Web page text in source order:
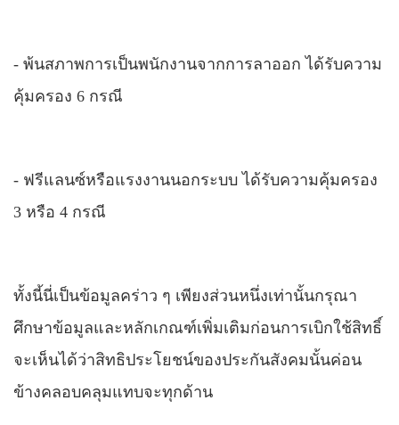
- พ้นสภาพการเป็นพนักงานจากการลาออก ได้รับความ
คุ้มครอง 6 กรณี
- ฟรีแลนซ์หรือแรงงานนอกระบบ ได้รับความคุ้มครอง
3 หรือ 4 กรณี
ทั้งนี้นี่เป็นข้อมูลคร่าว ๆ เพียงส่วนหนึ่งเท่านั้นกรุณา
ศึกษาข้อมูลและหลักเกณฑ์เพิ่มเติมก่อนการเบิกใช้สิทธิ์
จะเห็นได้ว่าสิทธิประโยชน์ของประกันสังคมนั้นค่อน
ข้างคลอบคลุมแทบจะทุกด้าน